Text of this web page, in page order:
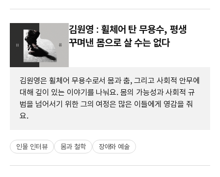
김원영 : 휠체어 탄 무용수, 평생
꾸며낸 몸으로 살 수는 없다
김원영은 휠체어 무용수로서 몸과 춤, 그리고 사회적 안무에
대해 깊이 있는 이야기를 나눠요. 몸의 가능성과 사회적 규
범을 넘어서기 위한 그의 여정은 많은 이들에게 영감을 줘
요.
인물 인터뷰 몸과 철학 장애와 예술